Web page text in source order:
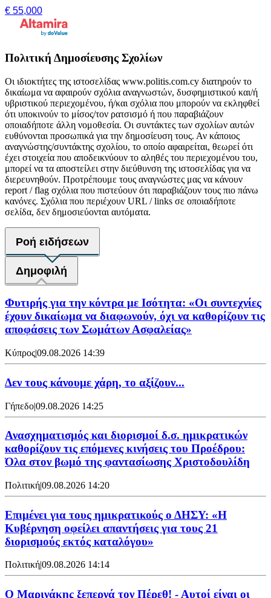
€ 55,000
Πολιτική Δημοσίευσης Σχολίων
Οι ιδιοκτήτες της ιστοσελίδας www.politis.com.cy διατηρούν το
δικαίωμα να αφαιρούν σχόλια αναγνωστών, δυσφημιστικού και/ή
υβριστικού περιεχομένου, ή/και σχόλια που μπορούν να εκληφθεί
ότι υποκινούν το μίσος/τον ρατσισμό ή που παραβιάζουν
οποιαδήποτε άλλη νομοθεσία. Οι συντάκτες των σχολίων αυτών
ευθύνονται προσωπικά για την δημοσίευση τους. Αν κάποιος
αναγνώστης/συντάκτης σχολίου, το οποίο αφαιρείται, θεωρεί ότι
έχει στοιχεία που αποδεικνύουν το αληθές του περιεχομένου του,
μπορεί να τα αποστείλει στην διεύθυνση της ιστοσελίδας για να
διερευνηθούν. Προτρέπουμε τους αναγνώστες μας να κάνουν
report / flag σχόλια που πιστεύουν ότι παραβιάζουν τους πιο πάνω
κανόνες. Σχόλια που περιέχουν URL / links σε οποιαδήποτε
σελίδα, δεν δημοσιεύονται αυτόματα.
Ροή ειδήσεων
Δημοφιλή
Φυτιρής για την κόντρα με Ισότητα: «Οι συντεχνίες
έχουν δικαίωμα να διαφωνούν, όχι να καθορίζουν τις
αποφάσεις των Σωμάτων Ασφαλείας»
Κύπρος|09.08.2026 14:39
Δεν τους κάνουμε χάρη, το αξίζουν...
Γήπεδο|09.08.2026 14:25
Ανασχηματισμός και διορισμοί δ.σ. ημικρατικών
καθορίζουν τις επόμενες κινήσεις του Προέδρου:
Όλα στον βωμό της φαντασίωσης Χριστοδουλίδη
Πολιτική|09.08.2026 14:20
Επιμένει για τους ημικρατικούς ο ΔΗΣΥ: «Η
Κυβέρνηση οφείλει απαντήσεις για τους 21
διορισμούς εκτός καταλόγου»
Πολιτική|09.08.2026 14:14
Ο Μαρινάκης ξεπερνά τον Πέρεθ! - Αυτοί είναι οι